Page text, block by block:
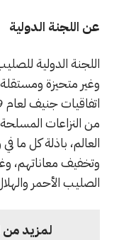
عن اللجنة الدولية
اللجنة الدولية
وغير متحيزة
من النزاعات
العالم، باذلة كل ما
وتخفيف معاناتهم،
الصليب الأحمر
لمزيد من